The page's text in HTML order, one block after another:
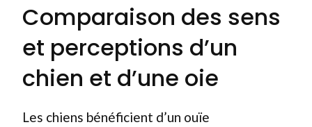
Comparaison des sens
et perceptions d’un
chien et d’une oie
Les chiens bénéficient d’un ouïe